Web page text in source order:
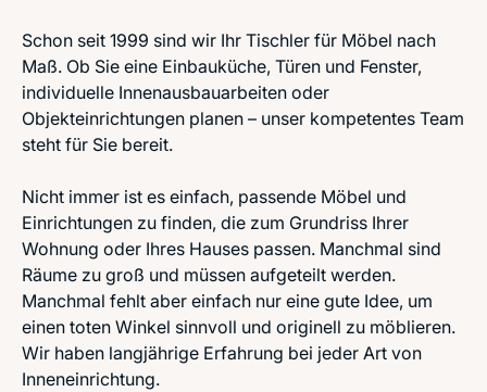
Schon seit 1999 sind wir Ihr Tischler für Möbel nach
Maß. Ob Sie eine Einbauküche, Türen und Fenster,
individuelle Innenausbauarbeiten oder
Objekteinrichtungen planen – unser kompetentes Team
steht für Sie bereit.
Nicht immer ist es einfach, passende Möbel und
Einrichtungen zu finden, die zum Grundriss Ihrer
Wohnung oder Ihres Hauses passen. Manchmal sind
Räume zu groß und müssen aufgeteilt werden.
Manchmal fehlt aber einfach nur eine gute Idee, um
einen toten Winkel sinnvoll und originell zu möblieren.
Wir haben langjährige Erfahrung bei jeder Art von
Inneneinrichtung.